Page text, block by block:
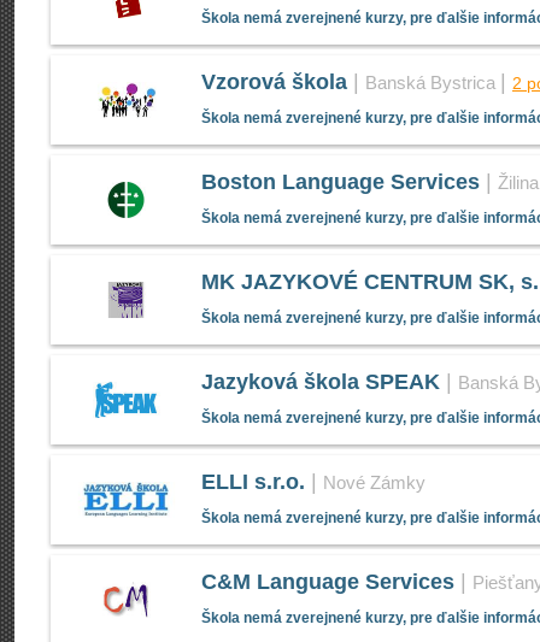
Škola nemá zverejnené kurzy, pre ďalšie
Vzorová škola Banská Bystrica 2
Škola nemá zverejnené kurzy, pre ďalšie
Boston Language Services Žilina
Škola nemá zverejnené kurzy, pre ďalšie
MK JAZYKOVÉ CENTRUM SK,
Škola nemá zverejnené kurzy, pre ďalšie
Jazyková škola SPEAK Banská
Škola nemá zverejnené kurzy, pre ďalšie
ELLI s.r.o. Nové Zámky
Škola nemá zverejnené kurzy, pre ďalšie
C&M Language Services
Škola nemá zverejnené kurzy, pre ďalšie